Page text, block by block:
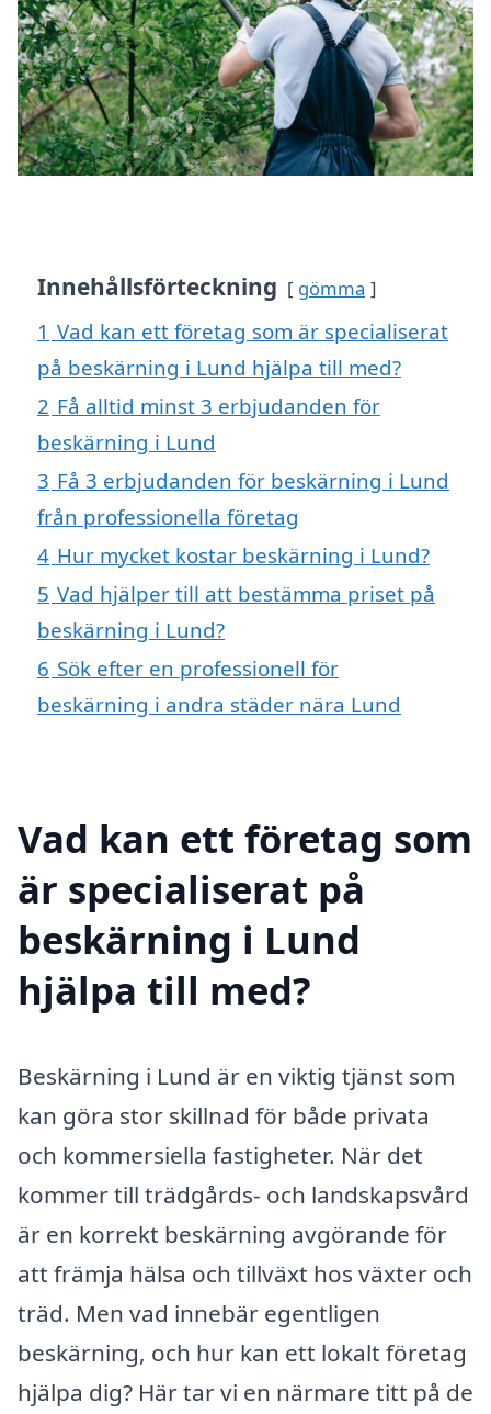
Innehållsförteckning gömma
1 Vad kan ett företag som är specialiserat
på beskärning i Lund hjälpa till med?
2 Få alltid minst 3 erbjudanden för
beskärning i Lund
3 Få 3 erbjudanden för beskärning i Lund
från professionella företag
4 Hur mycket kostar beskärning i Lund?
5 Vad hjälper till att bestämma priset på
beskärning i Lund?
6 Sök efter en professionell för
beskärning i andra städer nära Lund
Vad kan ett företag som
är specialiserat på
beskärning i Lund
hjälpa till med?
Beskärning i Lund är en viktig tjänst som
kan göra stor skillnad för både privata
och kommersiella fastigheter. När det
kommer till trädgårds- och landskapsvård
är en korrekt beskärning avgörande för
att främja hälsa och tillväxt hos växter och
träd. Men vad innebär egentligen
beskärning, och hur kan ett lokalt företag
hjälpa dig? Här tar vi en närmare titt på de